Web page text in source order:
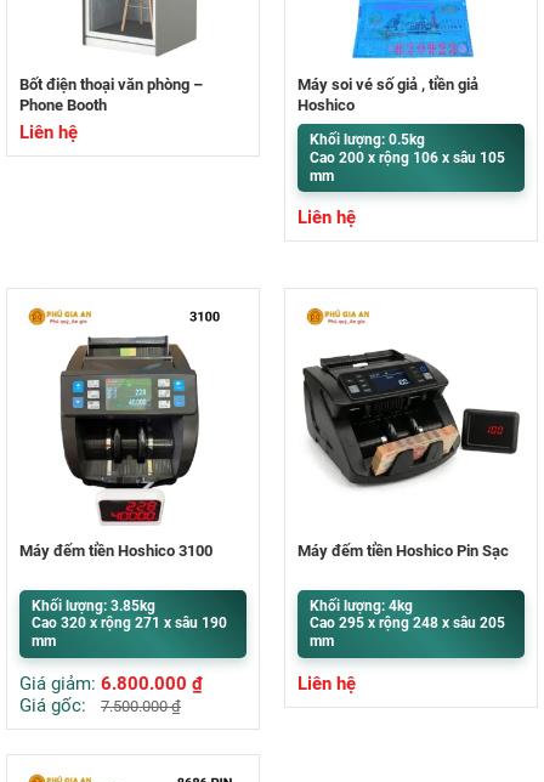
Bốt điện thoại văn phòng –
Phone Booth
Liên hệ
Máy soi vé số giả , tiền giả
Hoshico
Khối lượng: 0.5kg
Cao 200 x rộng 106 x sâu 105
mm
Liên hệ
Máy đếm tiền Hoshico 3100
Khối lượng: 3.85kg
Cao 320 x rộng 271 x sâu 190
mm
Giá giảm: 6.800.000 ₫
Giá gốc:
7.500.000₫
Máy đếm tiền Hoshico Pin Sạc
Khối lượng: 4kg
Cao 295 x rộng 248 x sâu 205
mm
Liên hệ